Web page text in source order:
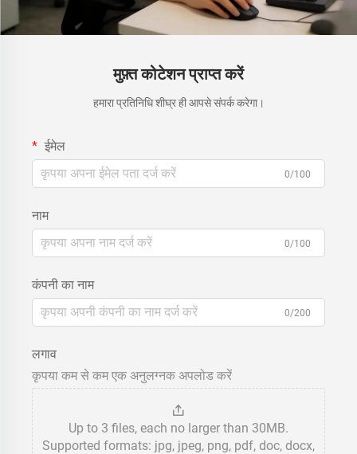
मुफ़्त कोटेशन प्राप्त करें
हमारा प्रतिनिधि शीघ्र ही आपसे संपर्क करेगा।
ईमेल
0/100
नाम
0/100
कंपनी का नाम
0/200
लगाव
कृपया कम से कम एक अनुलग्नक अपलोड करें
Up to 3 files, each no larger than 30MB.
Supported formats: jpg, jpeg, png, pdf, doc, docx,